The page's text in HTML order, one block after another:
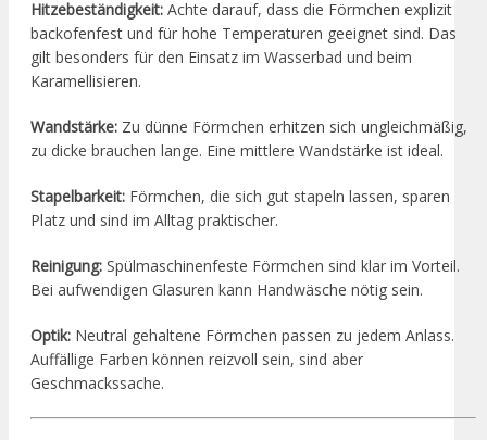
Hitzebeständigkeit: Achte darauf, dass die Förmchen explizit
backofenfest und für hohe Temperaturen geeignet sind. Das
gilt besonders für den Einsatz im Wasserbad und beim
Karamellisieren.
Wandstärke: Zu dünne Förmchen erhitzen sich ungleichmäßig,
zu dicke brauchen lange. Eine mittlere Wandstärke ist ideal.
Stapelbarkeit: Förmchen, die sich gut stapeln lassen, sparen
Platz und sind im Alltag praktischer.
Reinigung: Spülmaschinenfeste Förmchen sind klar im Vorteil.
Bei aufwendigen Glasuren kann Handwäsche nötig sein.
Optik: Neutral gehaltene Förmchen passen zu jedem Anlass.
Auffällige Farben können reizvoll sein, sind aber
Geschmackssache.